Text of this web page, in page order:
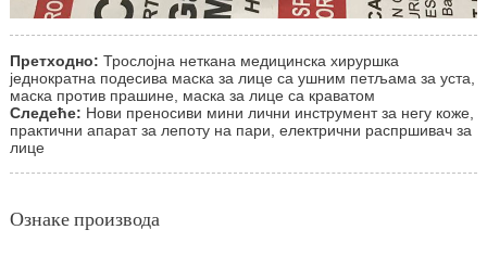
Претходно: Трослојна неткана медицинска хируршка
једнократна подесива маска за лице са ушним петљама за уста,
маска против прашине, маска за лице са краватом
Следеће: Нови преносиви мини лични инструмент за негу коже,
практични апарат за лепоту на пари, електрични распршивач за
лице
Ознаке производа